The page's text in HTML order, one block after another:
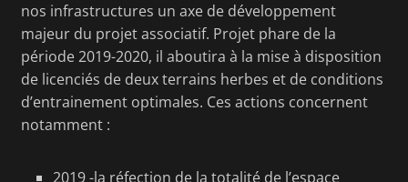
nos infrastructures un axe de développement
majeur du projet associatif. Projet phare de la
période 2019-2020, il aboutira à la mise à disposition
de licenciés de deux terrains herbes et de conditions
d’entrainement optimales. Ces actions concernent
notamment :
2019 -la réfection de la totalité de l’espace